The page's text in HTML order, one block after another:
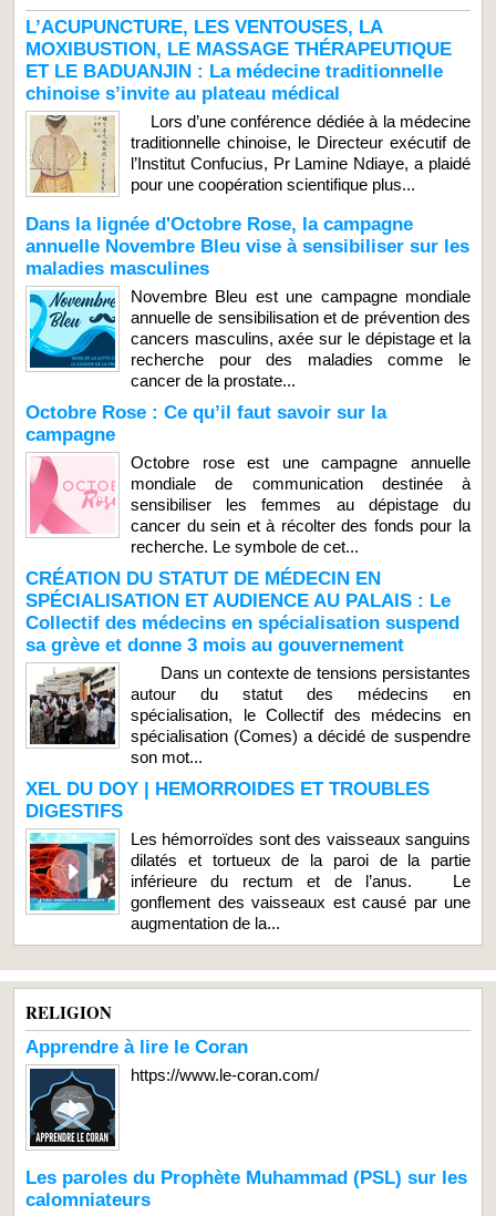
L’ACUPUNCTURE, LES VENTOUSES, LA
MOXIBUSTION, LE MASSAGE THÉRAPEUTIQUE
ET LE BADUANJIN : La médecine traditionnelle
chinoise s’invite au plateau médical
Lors d’une conférence dédiée à la médecine
traditionnelle chinoise, le Directeur exécutif de
l’Institut Confucius, Pr Lamine Ndiaye, a plaidé
pour une coopération scientifique plus...
Dans la lignée d'Octobre Rose, la campagne
annuelle Novembre Bleu vise à sensibiliser sur les
maladies masculines
Novembre Bleu est une campagne mondiale
annuelle de sensibilisation et de prévention des
cancers masculins, axée sur le dépistage et la
recherche pour des maladies comme le
cancer de la prostate...
Octobre Rose : Ce qu’il faut savoir sur la
campagne
Octobre rose est une campagne annuelle
mondiale de communication destinée à
sensibiliser les femmes au dépistage du
cancer du sein et à récolter des fonds pour la
recherche. Le symbole de cet...
CRÉATION DU STATUT DE MÉDECIN EN
SPÉCIALISATION ET AUDIENCE AU PALAIS : Le
Collectif des médecins en spécialisation suspend
sa grève et donne 3 mois au gouvernement
Dans un contexte de tensions persistantes
autour du statut des médecins en
spécialisation, le Collectif des médecins en
spécialisation (Comes) a décidé de suspendre
son mot...
XEL DU DOY | HEMORROIDES ET TROUBLES
DIGESTIFS
Les hémorroïdes sont des vaisseaux sanguins
dilatés et tortueux de la paroi de la partie
inférieure du rectum et de l’anus. Le
gonflement des vaisseaux est causé par une
augmentation de la...
RELIGION
Apprendre à lire le Coran
https://www.le-coran.com/
Les paroles du Prophète Muhammad (PSL) sur les
calomniateurs